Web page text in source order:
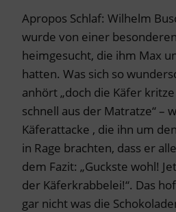
Apropos Schlaf: Wilhelm
wurde von einer
heimgesucht, die ihm Max
hatten. Was sich so
anhört „doch die Käfer
schnell aus der Matratze“ –
Käferattacke , die ihn um
in Rage brachten, dass er
dem Fazit: „Guckste wohl!
der Käferkrabbelei!“. Das
gar nicht was die